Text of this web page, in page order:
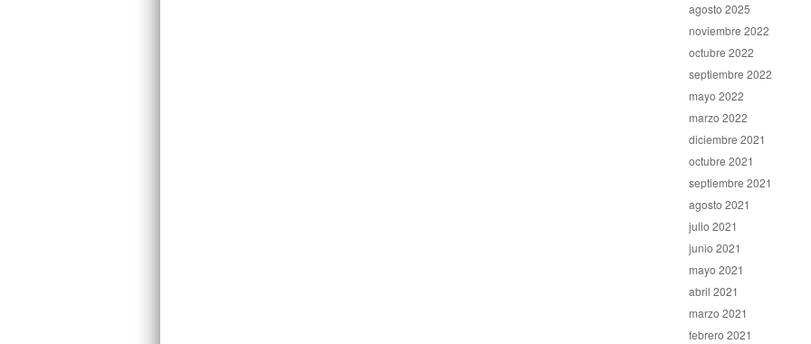
agosto 2025
noviembre 2022
octubre 2022
septiembre 2022
mayo 2022
marzo 2022
diciembre 2021
octubre 2021
septiembre 2021
agosto 2021
julio 2021
junio 2021
mayo 2021
abril 2021
marzo 2021
febrero 2021